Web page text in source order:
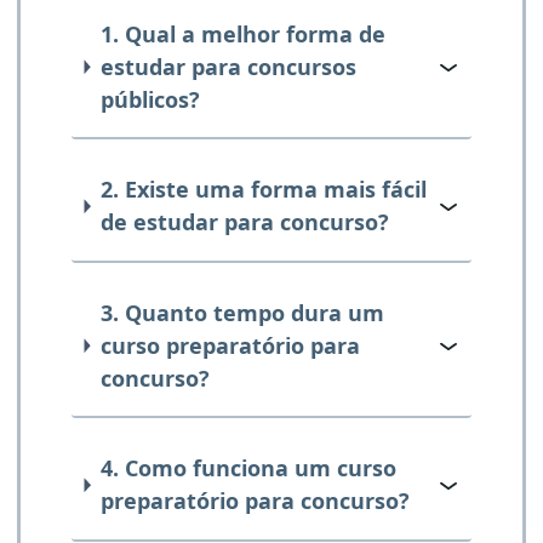
1. Qual a melhor forma de
estudar para concursos
públicos?
2. Existe uma forma mais fácil
de estudar para concurso?
3. Quanto tempo dura um
curso preparatório para
concurso?
4. Como funciona um curso
preparatório para concurso?